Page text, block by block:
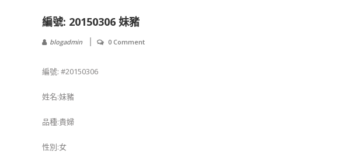
編號: 20150306 妹豬
blogadmin 0 Comment
編號: #20150306
姓名:妹豬
品種:貴婦
性別:女